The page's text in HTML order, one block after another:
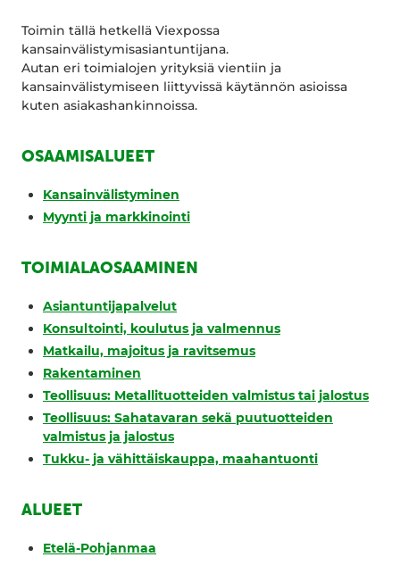
Toimin tällä hetkellä Viexpossa
kansainvälistymisasiantuntijana.
Autan eri toimialojen yrityksiä vientiin ja
kansainvälistymiseen liittyvissä käytännön asioissa
kuten asiakashankinnoissa.
OSAAMISALUEET
Kansainvälistyminen
Myynti ja markkinointi
TOIMIALAOSAAMINEN
Asiantuntijapalvelut
Konsultointi, koulutus ja valmennus
Matkailu, majoitus ja ravitsemus
Rakentaminen
Teollisuus: Metallituotteiden valmistus tai jalostus
Teollisuus: Sahatavaran sekä puutuotteiden
valmistus ja jalostus
Tukku- ja vähittäiskauppa, maahantuonti
ALUEET
Etelä-Pohjanmaa